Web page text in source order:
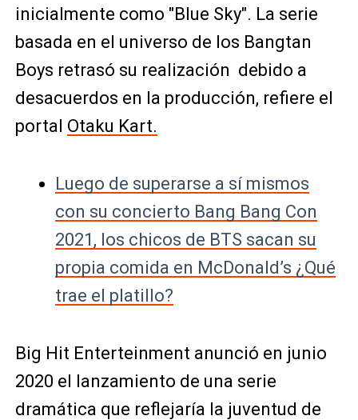
inicialmente como "Blue Sky". La serie
basada en el universo de los Bangtan
Boys retrasó su realización debido a
desacuerdos en la producción, refiere el
portal Otaku Kart.
Luego de superarse a sí mismos
con su concierto Bang Bang Con
2021, los chicos de BTS sacan su
propia comida en McDonald’s ¿Qué
trae el platillo?
Big Hit Enterteinment anunció en junio
2020 el lanzamiento de una serie
dramática que reflejaría la juventud de